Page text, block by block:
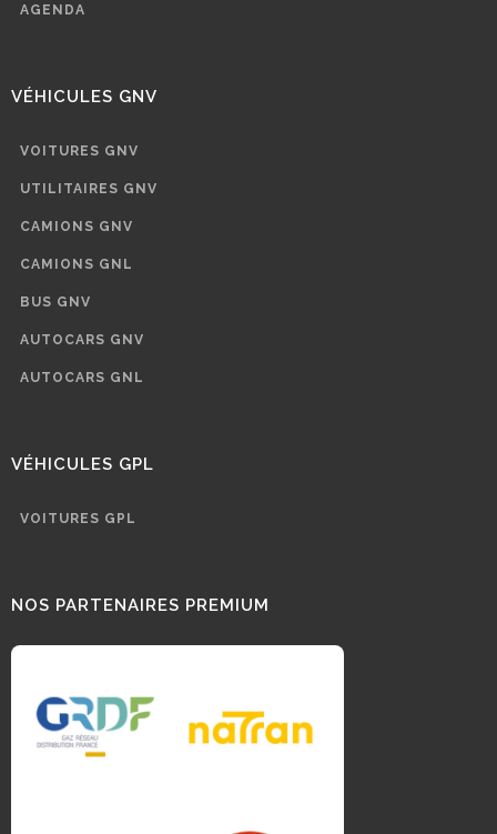
AGENDA
VÉHICULES GNV
VOITURES GNV
UTILITAIRES GNV
CAMIONS GNV
CAMIONS GNL
BUS GNV
AUTOCARS GNV
AUTOCARS GNL
VÉHICULES GPL
VOITURES GPL
NOS PARTENAIRES PREMIUM